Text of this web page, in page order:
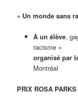
« Un monde sans
À un élève,
racisme »
organisé par
Montréal
PRIX ROSA